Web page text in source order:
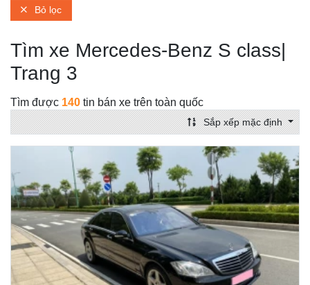
Bỏ lọc
Tìm xe Mercedes-Benz S class|
Trang 3
Tìm được 140 tin bán xe trên toàn quốc
Sắp xếp mặc định